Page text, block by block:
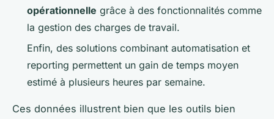
opérationnelle grâce à des fonctionnalités comme
la gestion des charges de travail.
Enfin, des solutions combinant automatisation et
reporting permettent un gain de temps moyen
estimé à plusieurs heures par semaine.
Ces données illustrent bien que les outils bien